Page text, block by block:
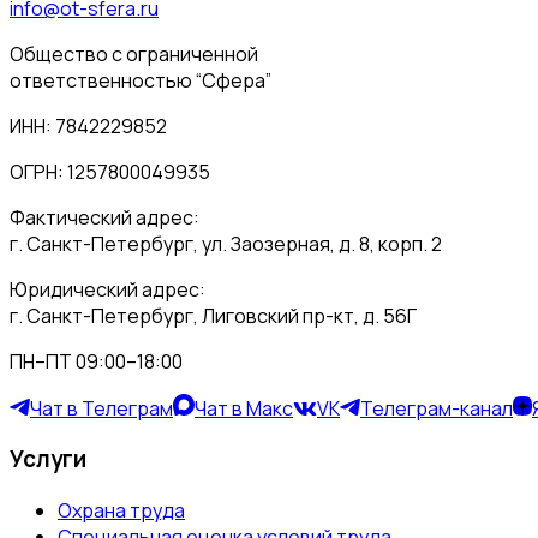
info@ot-sfera.ru
Общество с ограниченной
ответственностью “Сфера”
ИНН: 7842229852
ОГРН: 1257800049935
Фактический адрес:
г. Санкт-Петербург, ул. Заозерная, д. 8, корп. 2
Юридический адрес:
г. Санкт-Петербург, Лиговский пр-кт, д. 56Г
ПН–ПТ 09:00–18:00
Чат в Телеграм
Чат в Макс VK Телеграм-канал
Услуги
Охрана труда